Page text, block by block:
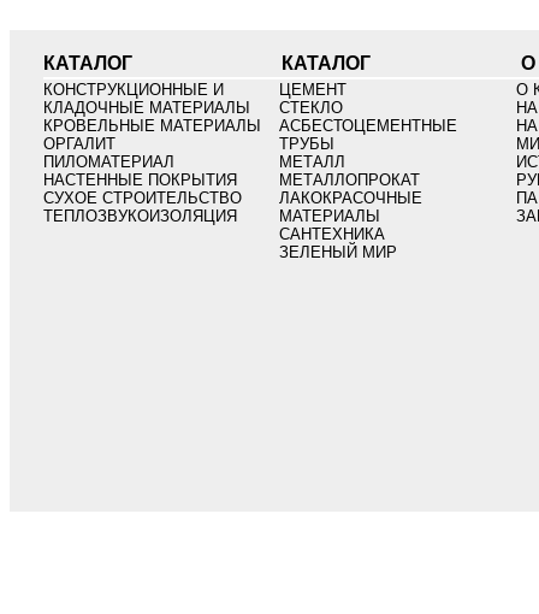
КАТАЛОГ КАТАЛОГ О
КОНСТРУКЦИОННЫЕ И
КЛАДОЧНЫЕ МАТЕРИАЛЫ
КРОВЕЛЬНЫЕ МАТЕРИАЛЫ
ОРГАЛИТ
ПИЛОМАТЕРИАЛ
НАСТЕННЫЕ ПОКРЫТИЯ
СУХОЕ СТРОИТЕЛЬСТВО
ТЕПЛОЗВУКОИЗОЛЯЦИЯ
ЦЕМЕНТ
СТЕКЛО
АСБЕСТОЦЕМЕНТНЫЕ
ТРУБЫ
МЕТАЛЛ
МЕТАЛЛОПРОКАТ
ЛАКОКРАСОЧНЫЕ
МАТЕРИАЛЫ
САНТЕХНИКА
ЗЕЛЕНЫЙ МИР
О